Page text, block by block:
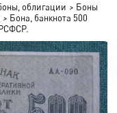
облигации > Боны
> Бона, банкнота 500